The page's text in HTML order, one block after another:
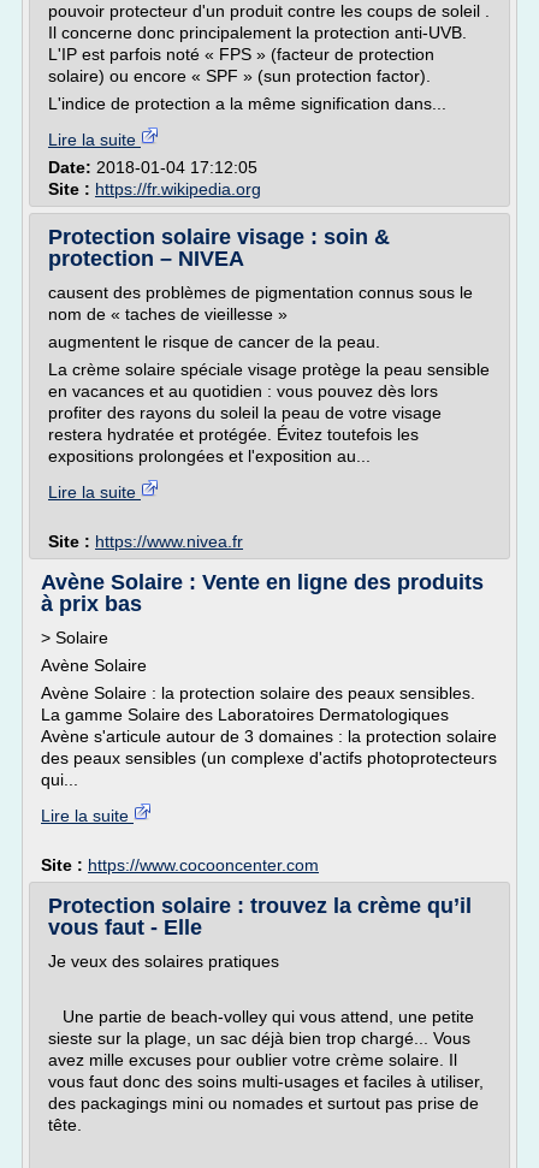
pouvoir protecteur d'un produit contre les coups de soleil .
Il concerne donc principalement la protection anti-UVB.
L'IP est parfois noté « FPS » (facteur de protection
solaire) ou encore « SPF » (sun protection factor).
L'indice de protection a la même signification dans...
Lire la suite
Date: 2018-01-04 17:12:05
Site : https://fr.wikipedia.org
Protection solaire visage : soin &
protection – NIVEA
causent des problèmes de pigmentation connus sous le
nom de « taches de vieillesse »
augmentent le risque de cancer de la peau.
La crème solaire spéciale visage protège la peau sensible
en vacances et au quotidien : vous pouvez dès lors
profiter des rayons du soleil la peau de votre visage
restera hydratée et protégée. Évitez toutefois les
expositions prolongées et l'exposition au...
Lire la suite
Site : https://www.nivea.fr
Avène Solaire : Vente en ligne des produits
à prix bas
> Solaire
Avène Solaire
Avène Solaire : la protection solaire des peaux sensibles.
La gamme Solaire des Laboratoires Dermatologiques
Avène s'articule autour de 3 domaines : la protection solaire
des peaux sensibles (un complexe d'actifs photoprotecteurs
qui...
Lire la suite
Site : https://www.cocooncenter.com
Protection solaire : trouvez la crème qu’il
vous faut - Elle
Je veux des solaires pratiques
Une partie de beach-volley qui vous attend, une petite
sieste sur la plage, un sac déjà bien trop chargé... Vous
avez mille excuses pour oublier votre crème solaire. Il
vous faut donc des soins multi-usages et faciles à utiliser,
des packagings mini ou nomades et surtout pas prise de
tête.